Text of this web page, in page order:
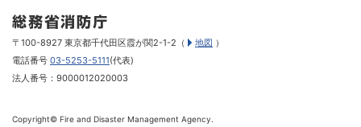
〒100-8927 東京都千代田区霞が関2-1-2（ 地図 ）
電話番号 03-5253-5111(代表)
法人番号：9000012020003
Copyright© Fire and Disaster Management Agency.